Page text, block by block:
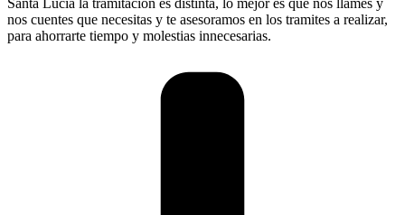
Santa Lucía la tramitación es distinta, lo mejor es que nos llames y
nos cuentes que necesitas y te asesoramos en los tramites a realizar,
para ahorrarte tiempo y molestias innecesarias.